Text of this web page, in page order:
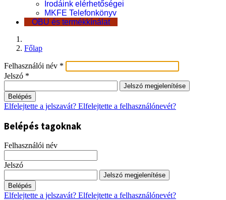
Irodáink elérhetőségei
MKFE Telefonkönyv
OBU és termékkínálat
Főlap
Felhasználói név *
Jelszó *
Jelszó megjelenítése
Belépés
Elfelejtette a jelszavát? Elfelejtette a felhasználónevét?
Belépés tagoknak
Felhasználói név
Jelszó
Jelszó megjelenítése
Belépés
Elfelejtette a jelszavát? Elfelejtette a felhasználónevét?